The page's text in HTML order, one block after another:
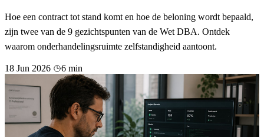
Hoe een contract tot stand komt en hoe de beloning wordt bepaald,
zijn twee van de 9 gezichtspunten van de Wet DBA. Ontdek
waarom onderhandelingsruimte zelfstandigheid aantoont.
18 Jun 2026 6 min